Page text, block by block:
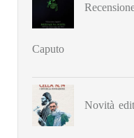
Caputo
Novità